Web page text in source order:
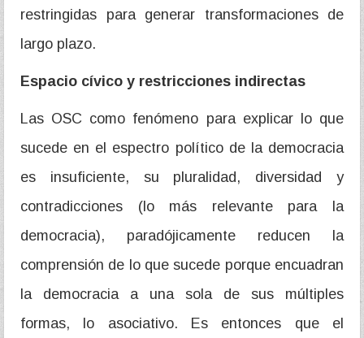
restringidas para generar transformaciones de
largo plazo.
Espacio cívico y restricciones indirectas
Las OSC como fenómeno para explicar lo que
sucede en el espectro político de la democracia
es insuficiente, su pluralidad, diversidad y
contradicciones (lo más relevante para la
democracia), paradójicamente reducen la
comprensión de lo que sucede porque encuadran
la democracia a una sola de sus múltiples
formas, lo asociativo. Es entonces que el